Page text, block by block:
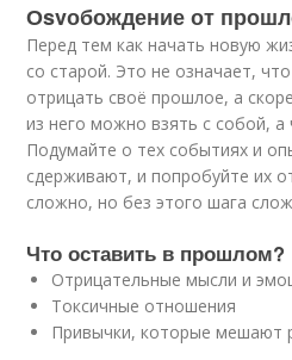
Оsvобождение от
Перед тем как начать новую
со старой. Это не означает,
отрицать своё прошлое, а
из него можно взять с собой, а
Подумайте о тех событиях и
сдерживают, и попробуйте их
сложно, но без этого шага
Что оставить в прошлом?
Отрицательные мысли и
Токсичные отношения
Привычки, которые мешают